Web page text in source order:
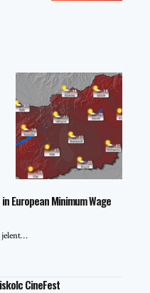
European Minimum Wage
jelent…
CineFest